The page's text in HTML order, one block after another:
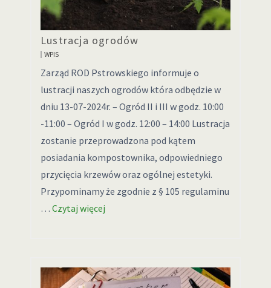
Lustracja ogrodów
WPIS
Zarząd ROD Pstrowskiego informuje o
lustracji naszych ogrodów która odbędzie w
dniu 13-07-2024r. – Ogród II i III w godz. 10:00
-11:00 – Ogród I w godz. 12:00 – 14:00 Lustracja
zostanie przeprowadzona pod kątem
posiadania kompostownika, odpowiedniego
przycięcia krzewów oraz ogólnej estetyki.
Przypominamy że zgodnie z § 105 regulaminu
… Czytaj więcej